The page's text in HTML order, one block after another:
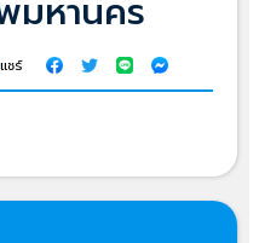
มหานคร
แชร์